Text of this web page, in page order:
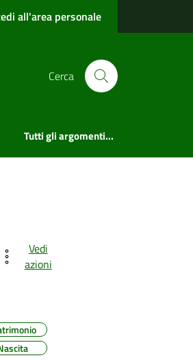
all'area personale
Cerca
Tutti gli argomenti...
Vedi
azioni